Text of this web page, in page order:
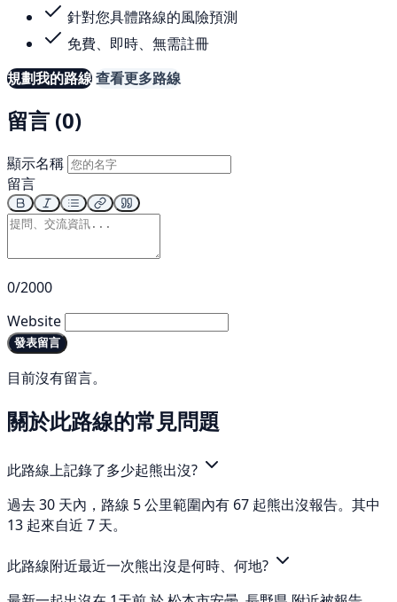
針對您具體路線的風險預測
免費、即時、無需註冊
規劃我的路線查看更多路線
留言 (0)
顯示名稱
留言
0/2000
Website
發表留言
目前沒有留言。
關於此路線的常見問題
此路線上記錄了多少起熊出沒?
過去 30 天內，路線 5 公里範圍內有 67 起熊出沒報告。其中
13 起來自近 7 天。
此路線附近最近一次熊出沒是何時、何地?